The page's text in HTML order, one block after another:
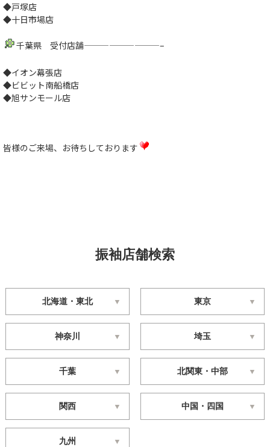
◆戸塚店
◆十日市場店
千葉県 受付店舗—————————–
◆イオン幕張店
◆ビビット南船橋店
◆旭サンモール店
皆様のご来場、お待ちしております
振袖店舗検索
北海道・東北 東京
神奈川 埼玉
千葉 北関東・中部
関西 中国・四国
九州